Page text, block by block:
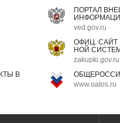
ПОРТАЛ
ved.gov.ru
ОФИЦ.
НОЙ
zakupki.gov.ru
В
www.oatos.ru